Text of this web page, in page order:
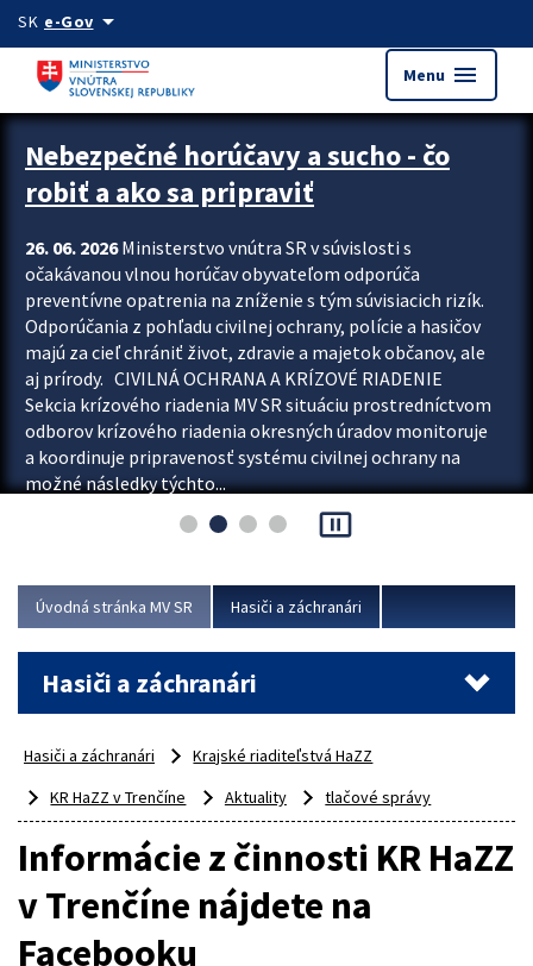
Preskocit na hlavný obsah
SK e-Govarrow_drop_down
Menu menu
Zastavit automatický posun upútavok
Nebezpečné horúčavy a sucho - čo
robiť a ako sa pripraviť
26. 06. 2026Ministerstvo vnútra SR v súvislosti s
očakávanou vlnou horúčav obyvateľom odporúča
preventívne opatrenia na zníženie s tým súvisiacich rizík.
Odporúčania z pohľadu civilnej ochrany, polície a hasičov
majú za cieľ chrániť život, zdravie a majetok občanov, ale
aj prírody. CIVILNÁ OCHRANA A KRÍZOVÉ RIADENIE
Sekcia krízového riadenia MV SR situáciu prostredníctvom
odborov krízového riadenia okresných úradov monitoruje
a koordinuje pripravenosť systému civilnej ochrany na
možné následky týchto...
pause_presentation
Úvodná stránka MV SR Hasiči a záchranári
Hasiči a záchranári
Hasiči a záchranári
Krajské riaditeľstvá HaZZ
KR HaZZ v Trenčíne
Aktuality tlačové správy
Informácie z činnosti KR HaZZ
v Trenčíne nájdete na
Facebooku